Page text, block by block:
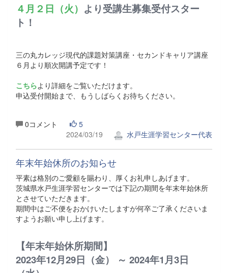
４月２日（火） より受講生募集受付スター
ト！
三の丸カレッジ現代的課題対策講座・セカンドキャリア講座
６月より順次開講予定です！
こちらより詳細をご覧いただけます。
申込受付開始まで、もうしばらくお待ちください。
0コメント
5
2024/03/19
水戸生涯学習センター代表
年末年始休所のお知らせ
平素は格別のご愛顧を賜わり、厚くお礼申しあげます。
茨城県水戸生涯学習センターでは下記の期間を年末年始休所
とさせていただきます。
期間中はご不便をおかけいたしますが何卒ご了承くださいま
すようお願い申し上げます。
【年末年始休所期間】
2023年12月29日（金） ～ 2024年1月3日